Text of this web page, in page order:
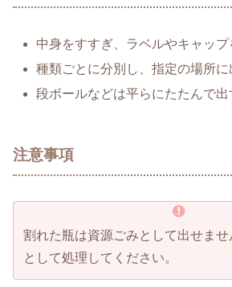
中身をすすぎ、ラベルやキャップ
種類ごとに分別し、指定の場所に
段ボールなどは平らにたたんで出
注意事項
割れた瓶は資源ごみとして出せませ
として処理してください。